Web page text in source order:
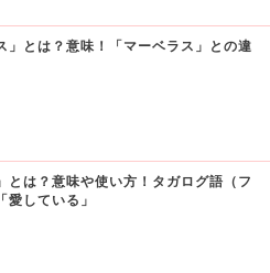
」とは？意味！「マーベラス」との違
とは？意味や使い方！タガログ語（フ
愛している」